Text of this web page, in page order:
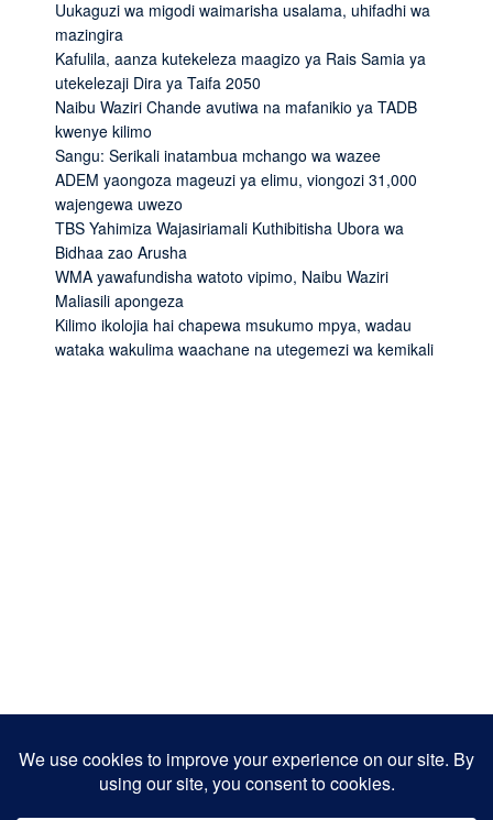
Uukaguzi wa migodi waimarisha usalama, uhifadhi wa
mazingira
Kafulila, aanza kutekeleza maagizo ya Rais Samia ya
utekelezaji Dira ya Taifa 2050
Naibu Waziri Chande avutiwa na mafanikio ya TADB
kwenye kilimo
Sangu: Serikali inatambua mchango wa wazee
ADEM yaongoza mageuzi ya elimu, viongozi 31,000
wajengewa uwezo
TBS Yahimiza Wajasiriamali Kuthibitisha Ubora wa
Bidhaa zao Arusha
WMA yawafundisha watoto vipimo, Naibu Waziri
Maliasili apongeza
Kilimo ikolojia hai chapewa msukumo mpya, wadau
wataka wakulima waachane na utegemezi wa kemikali